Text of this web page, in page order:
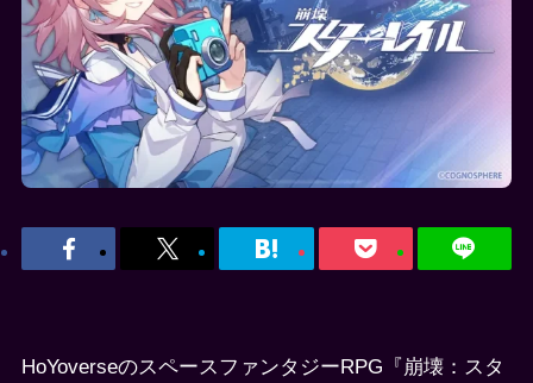
HoYoverseのスペースファンタジーRPG『崩壊：スタ